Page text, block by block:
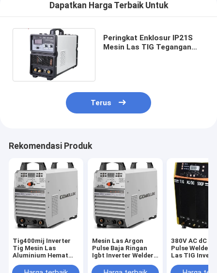
Dapatkan Harga Terbaik Untuk
Peringkat Enklosur IP21S
Mesin Las TIG Tegangan
Terus
Rekomendasi Produk
Tig400mij Inverter
Tig Mesin Las
Aluminium Hemat
Mesin Las Argon
Pulse Baja Ringan
Igbt Inverter Welder
380V AC dC
Pulse Welder,
Las TIG